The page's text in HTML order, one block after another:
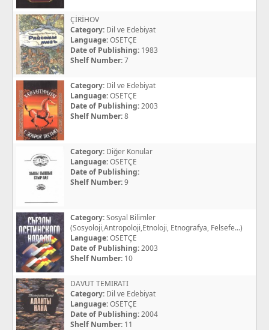
ÇİRİHOV
Category: Dil ve Edebiyat
Language:OSETÇE
Date of Publishing: 1983
Shelf Number:7
Category: Dil ve Edebiyat
Language:OSETÇE
Date of Publishing:2003
Shelf Number:8
Category: Diğer Konular
Language:OSETÇE
Date of Publishing:
Shelf Number:9
Category:Sosyal Bilimler
(Sosyoloji,Antropoloji,Etnoloji, Etnografya, Felsefe...)
Language:OSETÇE
Date of Publishing:2003
Shelf Number: 10
DAVUT TEMIRATI
Category: Dil ve Edebiyat
Language:OSETÇE
Date of Publishing:2004
Shelf Number: 11